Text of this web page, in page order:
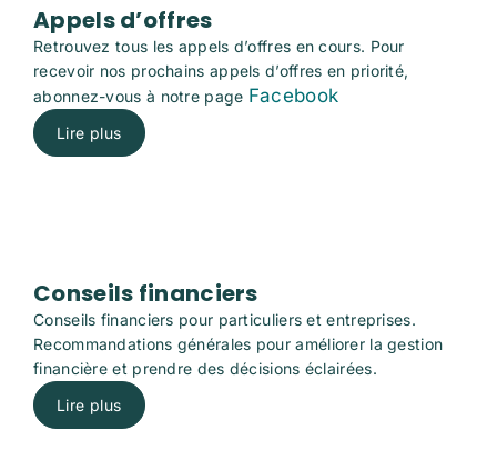
Appels d’offres
Retrouvez tous les appels d’offres en cours. Pour
recevoir nos prochains appels d’offres en priorité,
abonnez-vous à notre page Facebook
Lire plus
Conseils financiers
Conseils financiers pour particuliers et entreprises.
Recommandations générales pour améliorer la gestion
financière et prendre des décisions éclairées.
Lire plus